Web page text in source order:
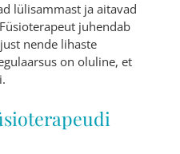
lülisammast ja aitavad
juhendab
nende lihaste
on oluline, et